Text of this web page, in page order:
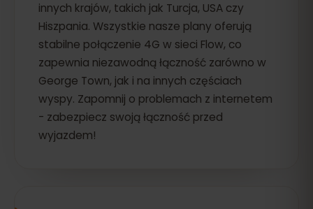
innych krajów, takich jak Turcja, USA czy
Hiszpania. Wszystkie nasze plany oferują
stabilne połączenie 4G w sieci Flow, co
zapewnia niezawodną łączność zarówno w
George Town, jak i na innych częściach
wyspy. Zapomnij o problemach z internetem
- zabezpiecz swoją łączność przed
wyjazdem!